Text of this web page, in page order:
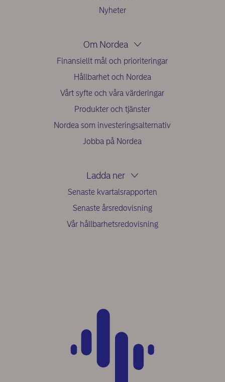
Nyheter
Om Nordea
Finansiellt mål och prioriteringar
Hållbarhet och Nordea
Vårt syfte och våra värderingar
Produkter och tjänster
Nordea som investeringsalternativ
Jobba på Nordea
Ladda ner
Senaste kvartalsrapporten
Senaste årsredovisning
Vår hållbarhetsredovisning